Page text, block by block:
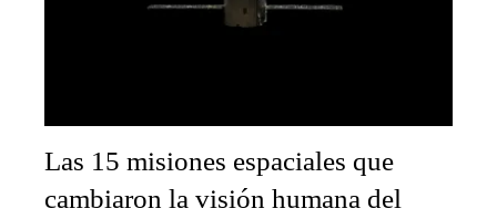
Las 15 misiones espaciales que
cambiaron la visión humana del